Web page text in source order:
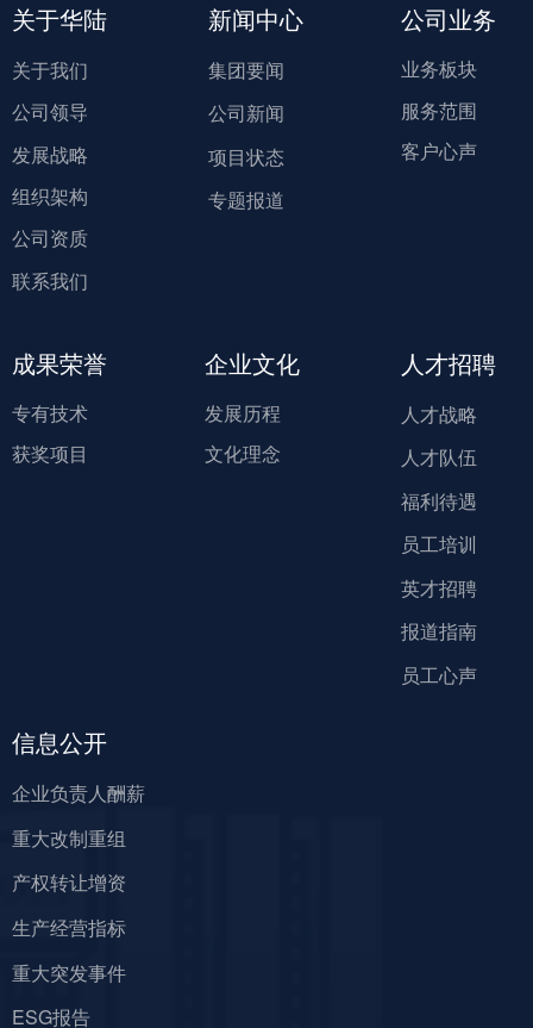
关于华陆
关于我们
公司领导
发展战略
组织架构
公司资质
联系我们
新闻中心
集团要闻
公司新闻
项目状态
专题报道
公司业务
业务板块
服务范围
客户心声
成果荣誉
专有技术
获奖项目
企业文化
发展历程
文化理念
人才招聘
人才战略
人才队伍
福利待遇
员工培训
英才招聘
报道指南
员工心声
信息公开
企业负责人酬薪
重大改制重组
产权转让增资
生产经营指标
重大突发事件
ESG报告